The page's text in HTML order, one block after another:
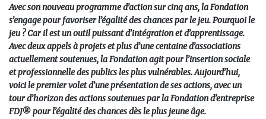
Avec son nouveau programme d’action sur cinq ans, la Fondation
s’engage pour favoriser l’égalité des chances par le jeu. Pourquoi le
jeu ? Car il est un outil puissant d’intégration et d’apprentissage.
Avec deux appels à projets et plus d’une centaine d’associations
actuellement soutenues, la Fondation agit pour l’insertion sociale
et professionnelle des publics les plus vulnérables. Aujourd’hui,
voici le premier volet d’une présentation de ses actions, avec un
tour d’horizon des actions soutenues par la Fondation d’entreprise
FDJ® pour l’égalité des chances dès le plus jeune âge.